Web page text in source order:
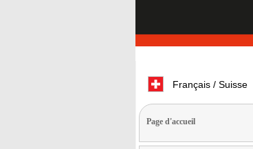
Français / Suisse
Page d'accueil